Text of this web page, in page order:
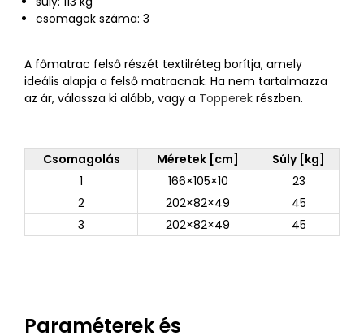
csomagok száma: 3
A főmatrac felső részét textilréteg borítja, amely
ideális alapja a felső matracnak. Ha nem tartalmazza
az ár, válassza ki alább, vagy a Topperek részben.
Csomagolás Méretek [cm]
Súly [kg]
1
166×105×10
23
2
202×82×49
45
3
202×82×49 45
Paraméterek és